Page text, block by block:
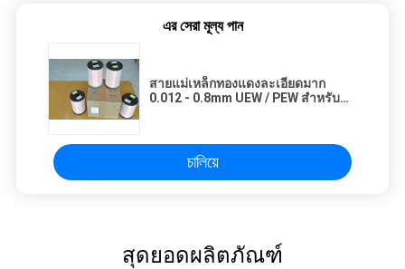
এর সেরা মূল্য পান
สายแม่เหล็กทองแดงละเอียดมาก
0.012 - 0.8mm UEW / PEW สําหรับ
চালিয়ে
สุดยอดผลิตภัณฑ์